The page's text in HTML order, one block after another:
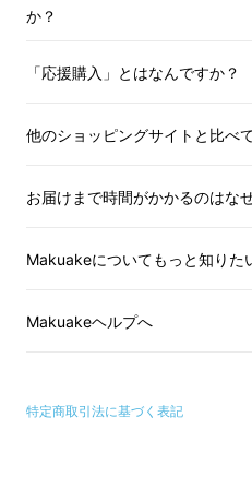
か？
「応援購入」とはなんですか？
他のショッピングサイトと比べ
お届けまで時間がかかるのはな
Makuakeについてもっと知りた
Makuakeヘルプへ
特定商取引法に基づく表記